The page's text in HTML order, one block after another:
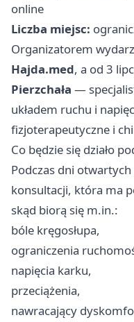
online
Liczba miejsc:
Organizatorem
Hajda.med, a od 3
Pierzchała —
układem ruchu i
fizjoterapeutyczne i
Co będzie się działo
Podczas dni
konsultacji, która ma
skąd biorą się m.in.:
bóle kręgosłupa,
ograniczenia
napięcia karku,
przeciążenia,
nawracający